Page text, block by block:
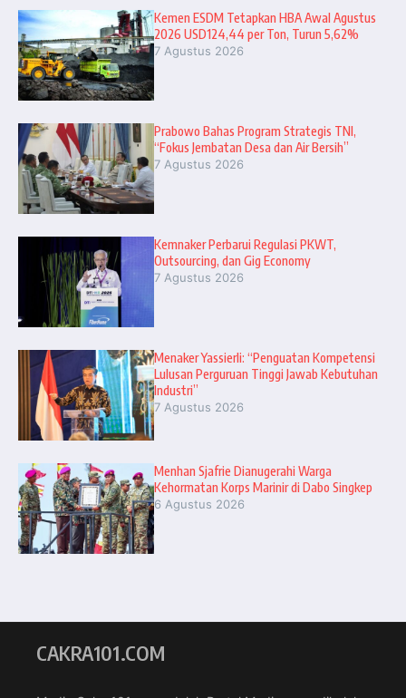
Kemen ESDM Tetapkan HBA Awal Agustus
2026 USD124,44 per Ton, Turun 5,62%
7 Agustus 2026
Prabowo Bahas Program Strategis TNI,
“Fokus Jembatan Desa dan Air Bersih”
7 Agustus 2026
Kemnaker Perbarui Regulasi PKWT,
Outsourcing, dan Gig Economy
7 Agustus 2026
Menaker Yassierli: “Penguatan Kompetensi
Lulusan Perguruan Tinggi Jawab Kebutuhan
Industri”
7 Agustus 2026
Menhan Sjafrie Dianugerahi Warga
Kehormatan Korps Marinir di Dabo Singkep
6 Agustus 2026
CAKRA101.COM